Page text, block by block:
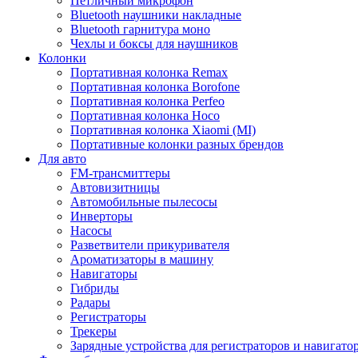
Bluetooth наушники накладные
Bluetooth гарнитура моно
Чехлы и боксы для наушников
Колонки
Портативная колонка Remax
Портативная колонка Borofone
Портативная колонка Perfeo
Портативная колонка Hoco
Портативная колонка Xiaomi (MI)
Портативные колонки разных брендов
Для авто
FM-трансмиттеры
Автовизитницы
Автомобильные пылесосы
Инверторы
Насосы
Разветвители прикуривателя
Ароматизаторы в машину
Навигаторы
Гибриды
Радары
Регистраторы
Трекеры
Зарядные устройства для регистраторов и